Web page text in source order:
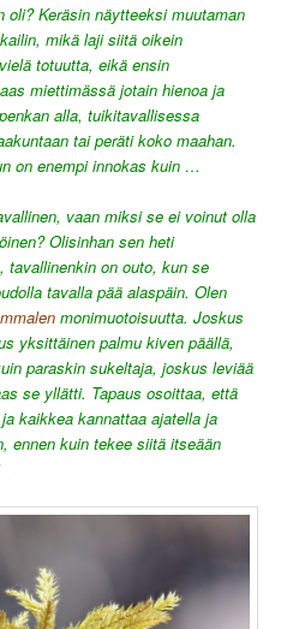
Keräsin näytteeksi muutaman
mikä laji siitä oikein
totuutta, eikä ensin
miettimässä jotain hienoa ja
alla, tuikitavallisessa
tai peräti koko maahan.
on enempi innokas kuin …
vaan miksi se ei voinut olla
Olisinhan sen heti
tavallinenkin on outo, kun se
tavalla pää alaspäin. Olen
monimuotoisuutta. Joskus
yksittäinen palmu kiven päällä,
paraskin sukeltaja, joskus leviää
se yllätti. Tapaus osoittaa, että
kaikkea kannattaa ajatella ja
ennen kuin tekee siitä itseään